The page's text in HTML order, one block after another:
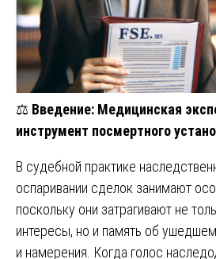
⚖️ Введение: Медицинская
инструмент посмертного
В судебной практике
оспаривании сделок занимают
поскольку они затрагивают не
интересы, но и память об
и намерения. Когда голос